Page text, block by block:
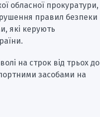
обласної прокуратури,
правил безпеки
які керують
на строк від трьох до
засобами на